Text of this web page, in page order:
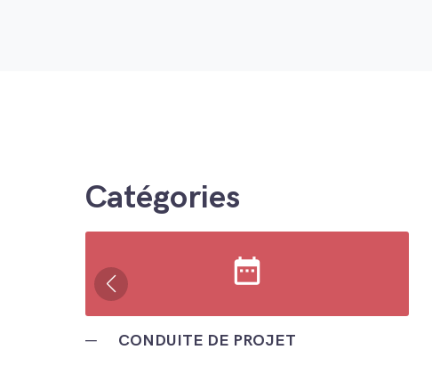
Catégories
date_range
─ CONDUITE DE PROJET